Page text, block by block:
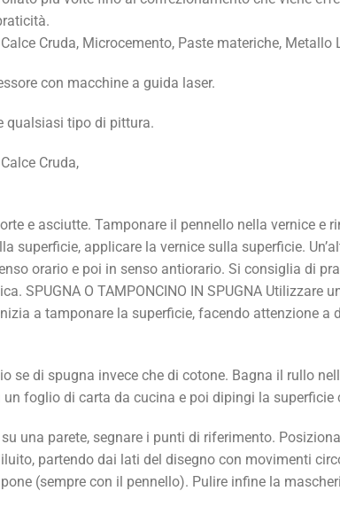
Cruda, Microcemento, Paste materiche,
con macchine a guida laser.
qualsiasi tipo di pittura.
Cruda,
e asciutte. Tamponare il pennello nella vernice
superficie, applicare la vernice sulla superficie.
orario e poi in senso antiorario. Si consiglia di
SPUGNA O TAMPONCINO IN SPUGNA
a tamponare la superficie, facendo attenzione a
se di spugna invece che di cotone. Bagna il rullo
foglio di carta da cucina e poi dipingi la superficie
una parete, segnare i punti di riferimento.
partendo dai lati del disegno con movimenti
(sempre con il pennello). Pulire infine la